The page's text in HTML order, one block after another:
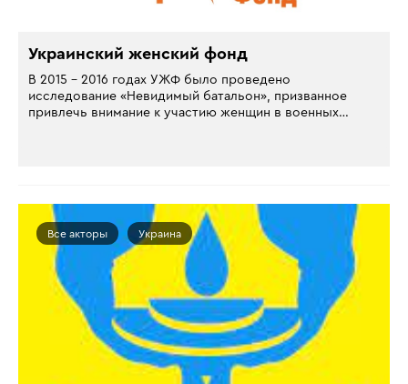
Украинский женский фонд
В 2015 – 2016 годах УЖФ было проведено
исследование «Невидимый батальон», призванное
привлечь внимание к участию женщин в военных…
Все акторы Украина